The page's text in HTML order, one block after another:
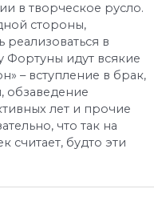
в творческое русло.
стороны,
реализоваться в
Фортуны идут всякие
– вступление в брак,
обзаведение
лет и прочие
что так на
считает, будто эти